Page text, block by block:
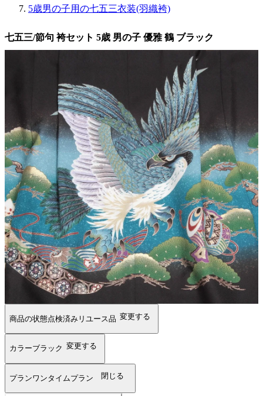
5歳男の子用の七五三衣装(羽織袴)
七五三/節句 袴セット 5歳 男の子 優雅 鶴 ブラック
商品の状態点検済みリユース品 変更する
カラーブラック 変更する
プランワンタイムプラン 閉じる